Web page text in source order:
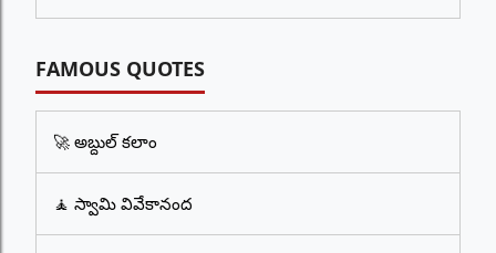
FAMOUS QUOTES
🚀 అబ్దుల్ కలాం
🧘 స్వామి వివేకానంద